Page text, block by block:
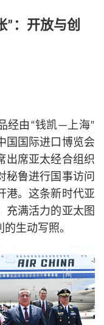
”：开放与创
经由“钱凯—上海”
国国际进口博览会
出席亚太经合组织
秘鲁进行国事访问
港。这条新时代亚
充满活力的亚太图
生动写照。